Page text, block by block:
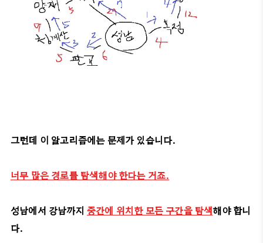
그런데 이 알고리즘에는 문제가 있습니다.
너무 많은 경로를 탐색해야 한다는 거죠.
성남에서 강남까지 중간에 위치한 모든 구간을 탐색해야 합니
다.